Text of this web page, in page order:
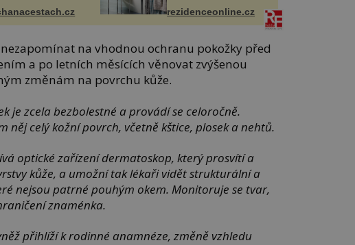
rezidenceonline.cz
na vhodnou ochranu pokožky před
a po letních měsících věnovat zvýšenou
změnám na povrchu kůže.
je zcela bezbolestné a provádí se celoročně.
něj celý kožní povrch, včetně kštice, plosek a nehtů.
optické zařízení dermatoskop, který prosvítí a
kůže, a umožní tak lékaři vidět strukturální a
nejsou patrné pouhým okem. Monitoruje se tvar,
znaménka.
přihlíží k rodinné anamnéze, změně vzhledu